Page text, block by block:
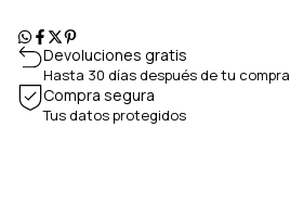
Devoluciones gratis
Hasta 30 días después de tu compra
Compra segura
Tus datos protegidos